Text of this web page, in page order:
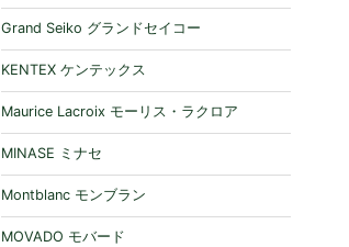
Grand Seiko グランドセイコー
KENTEX ケンテックス
Maurice Lacroix モーリス・ラクロア
MINASE ミナセ
Montblanc モンブラン
MOVADO モバード